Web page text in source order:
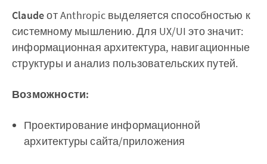
Claudeот Anthropic выделяется способностью к
системному мышлению. Для UX/UI это значит:
информационная архитектура, навигационные
структуры и анализ пользовательских путей.
Возможности:
Проектирование информационной
архитектуры сайта/приложения